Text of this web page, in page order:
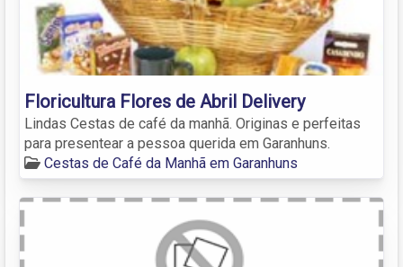
Floricultura Flores de Abril Delivery
Lindas Cestas de café da manhã. Originas e perfeitas
para presentear a pessoa querida em Garanhuns.
Cestas de Café da Manhã em Garanhuns